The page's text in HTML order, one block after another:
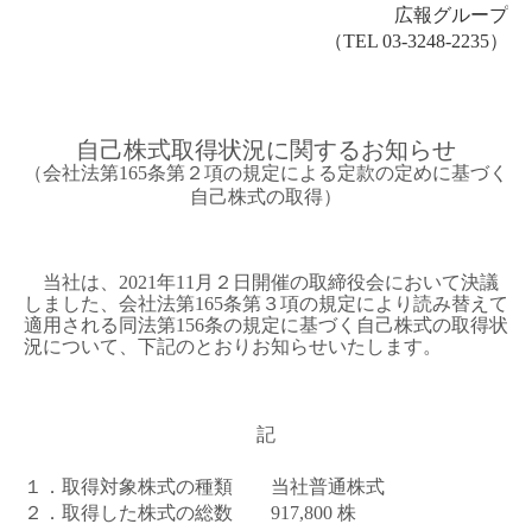
広報グループ
（TEL 03-3248-2235）
自己株式取得状況に関するお知らせ
（会社法第165条第２項の規定による定款の定めに基づく
自己株式の取得）
当社は、 2021年11 月２日開催の取締役会において決議
しました、会社法第165条第３項の規定により読み替えて
適用される同法第156条の規定に基づく自己株式の取得状
況について、下記のとおりお知らせいたします。
記
１．取得対象株式の種類 当社普通株式
２．取得した株式の総数 917,800 株